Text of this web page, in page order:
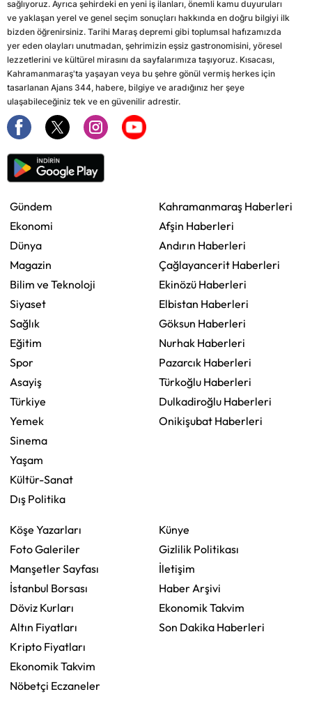
sağlıyoruz. Ayrıca şehirdeki en yeni iş ilanları, önemli kamu duyuruları
ve yaklaşan yerel ve genel seçim sonuçları hakkında en doğru bilgiyi ilk
bizden öğrenirsiniz. Tarihi Maraş depremi gibi toplumsal hafızamızda
yer eden olayları unutmadan, şehrimizin eşsiz gastronomisini, yöresel
lezzetlerini ve kültürel mirasını da sayfalarımıza taşıyoruz. Kısacası,
Kahramanmaraş'ta yaşayan veya bu şehre gönül vermiş herkes için
tasarlanan Ajans 344, habere, bilgiye ve aradığınız her şeye
ulaşabileceğiniz tek ve en güvenilir adrestir.
Gündem
Ekonomi
Dünya
Magazin
Bilim ve Teknoloji
Siyaset
Sağlık
Eğitim
Spor
Asayiş
Türkiye
Yemek
Sinema
Yaşam
Kültür-Sanat
Dış Politika
Kahramanmaraş Haberleri
Afşin Haberleri
Andırın Haberleri
Çağlayancerit Haberleri
Ekinözü Haberleri
Elbistan Haberleri
Göksun Haberleri
Nurhak Haberleri
Pazarcık Haberleri
Türkoğlu Haberleri
Dulkadiroğlu Haberleri
Onikişubat Haberleri
Köşe Yazarları
Foto Galeriler
Manşetler Sayfası
İstanbul Borsası
Döviz Kurları
Altın Fiyatları
Kripto Fiyatları
Ekonomik Takvim
Nöbetçi Eczaneler
Künye
Gizlilik Politikası
İletişim
Haber Arşivi
Ekonomik Takvim
Son Dakika Haberleri